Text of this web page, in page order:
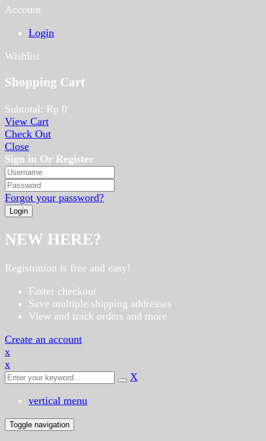
Account
Login
Wishlist
Shopping Cart
Subtotal: Rp 0
View Cart
Check Out
Close
Sign in Or Register
Forgot your password?
NEW HERE?
Registration is free and easy!
Faster checkout
Save multiple shipping addresses
View and track orders and more
Create an account
x
x
X
vertical menu
Toggle navigation